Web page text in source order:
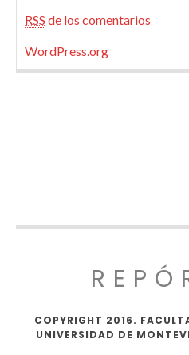
RSS de los comentarios
WordPress.org
COPYRIGHT 2016.
UNIVERSIDAD DE